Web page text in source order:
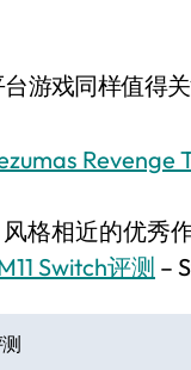
游戏同样值得
Revenge
风格相近的优秀
Switch评测 –